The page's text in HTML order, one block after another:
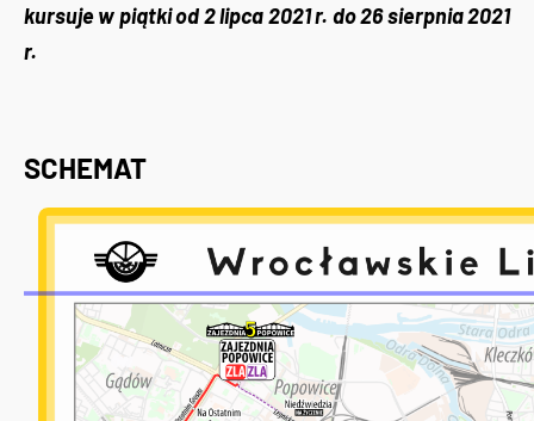
kursuje w piątki od 2 lipca 2021 r. do 26 sierpnia 2021
r.
SCHEMAT